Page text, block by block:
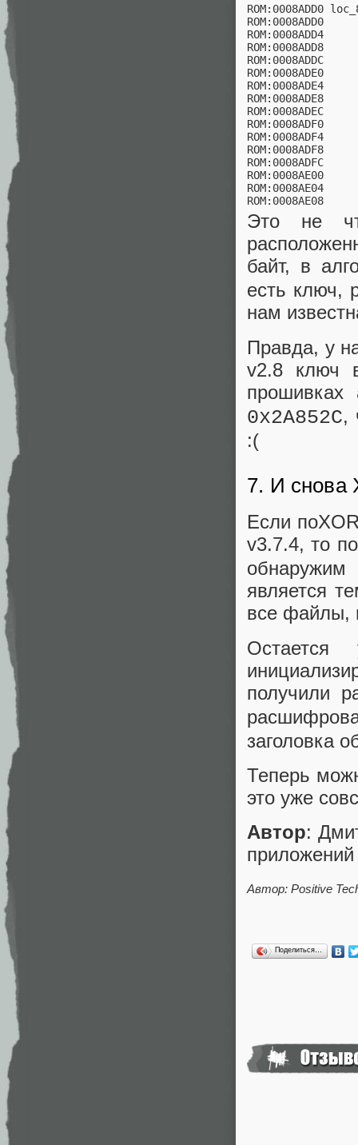
ROM:0008ADD0
Это не
байт, в
есть ключ,
нам
Правда, у
v2.8 ключ
0x2A852C,
:(
7. И снова
Если
v3.7.4, то
обнаружим
является
все файлы,
получили
заголовка
Теперь
это уже
Автор:
Автор: Positive
Поделиться…